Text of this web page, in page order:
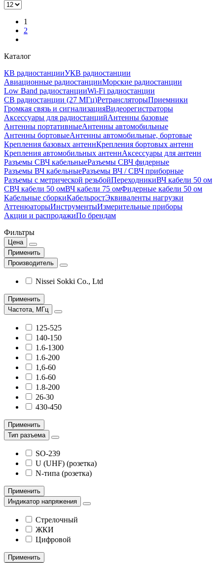
1
2
Каталог
КВ радиостанцииУКВ радиостанции
Авиационные радиостанцииМорские радиостанции
Low Band радиостанцииWi-Fi радиостанции
CB радиостанции (27 МГц)РетрансляторыПриемники
Громкая связь и сигнализацияВидеорегистраторы
Аксессуары для радиостанцийАнтенны базовые
Антенны портативныеАнтенны автомобильные
Антенны бортовыеАнтенны автомобильные, бортовые
Крепления базовых антеннКрепления бортовых антенн
Крепления автомобильных антеннАксессуары для антенн
Разъемы СВЧ кабельныеРазъемы СВЧ фидерные
Разъемы ВЧ кабельныеРазъемы ВЧ / СВЧ приборные
Разъемы с метрической резьбойПереходникиВЧ кабели 50 ом
СВЧ кабели 50 омВЧ кабели 75 омФидерные кабели 50 ом
Кабельные сборкиКабельростЭквиваленты нагрузки
АттенюаторыИнструментыИзмерительные приборы
Акции и распродажиПо брендам
Фильтры
Цена
Применить
Производитель
Nissei Sokki Co., Ltd
Применить
Частота, МГц
125-525
140-150
1.6-1300
1.6-200
1,6-60
1.6-60
1.8-200
26-30
430-450
Применить
Тип разъема
SO-239
U (UHF) (розетка)
N-типа (розетка)
Применить
Индикатор напряжения
Стрелочный
ЖКИ
Цифровой
Применить